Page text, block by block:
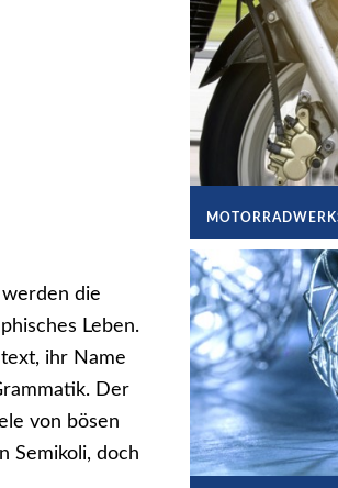
die
Leben.
ihr Name
Der
von bösen
Semikoli, doch